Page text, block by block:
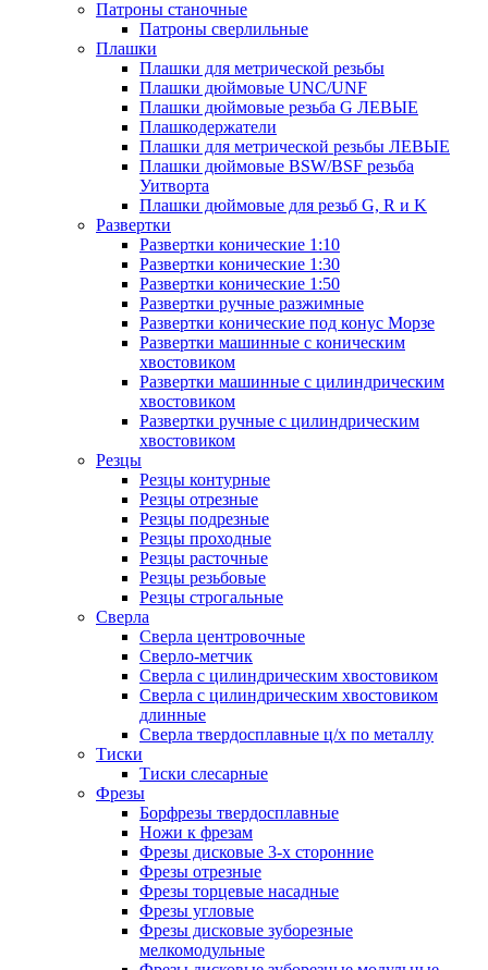
Патроны станочные
Патроны сверлильные
Плашки
Плашки для метрической резьбы
Плашки дюймовые UNC/UNF
Плашки дюймовые резьба G ЛЕВЫЕ
Плашкодержатели
Плашки для метрической резьбы ЛЕВЫЕ
Плашки дюймовые BSW/BSF резьба
Уитворта
Плашки дюймовые для резьб G, R и K
Развертки
Развертки конические 1:10
Развертки конические 1:30
Развертки конические 1:50
Развертки ручные разжимные
Развертки конические под конус Морзе
Развертки машинные с коническим
хвостовиком
Развертки машинные с цилиндрическим
хвостовиком
Развертки ручные с цилиндрическим
хвостовиком
Резцы
Резцы контурные
Резцы отрезные
Резцы подрезные
Резцы проходные
Резцы расточные
Резцы резьбовые
Резцы строгальные
Сверла
Сверла центровочные
Сверло-метчик
Сверла с цилиндрическим хвостовиком
Сверла с цилиндрическим хвостовиком
длинные
Сверла твердосплавные ц/х по металлу
Тиски
Тиски слесарные
Фрезы
Борфрезы твердосплавные
Ножи к фрезам
Фрезы дисковые 3-х сторонние
Фрезы отрезные
Фрезы торцевые насадные
Фрезы угловые
Фрезы дисковые зуборезные
мелкомодульные